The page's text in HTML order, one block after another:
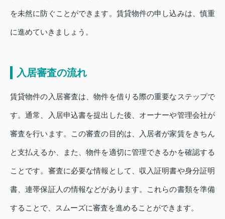
を未然に防ぐことができます。賃貸物件の申し込みは、慎重
に進めていきましょう。
入居審査の流れ
賃貸物件の入居審査は、物件を借りる際の重要なステップで
す。通常、入居申込書を提出した後、オーナーや管理会社が
審査を行います。この審査の目的は、入居者が家賃をきちん
と支払えるか、また、物件を適切に管理できるかを確認する
ことです。審査に必要な情報として、収入証明書や身分証明
書、連帯保証人の情報などがあります。これらの書類を準備
することで、スムーズに審査を進めることができます。